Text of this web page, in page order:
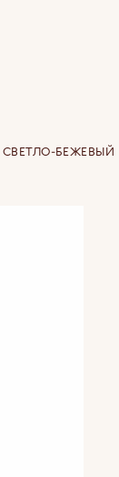
СВЕТЛО-БЕЖЕВЫЙ